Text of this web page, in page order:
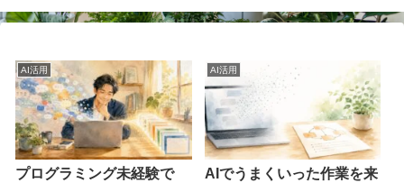
AI活用
プログラミング未経験で
AI活用
AIでうまくいった作業を来